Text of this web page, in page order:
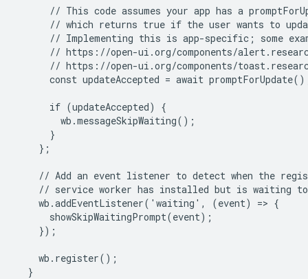
// This code assumes your app has a
// which returns true if the user wants to
// Implementing this is app-specific; some
// https://open-ui.org/components/
// https://open-ui.org/components/
const updateAccepted = await
      if (updateAccepted) {
        wb.messageSkipWaiting();
      }
    };
// Add an event listener to detect when the
// service worker has installed but is waiting
    wb.addEventListener('waiting', (event) => {
      showSkipWaitingPrompt(event);
    });
    wb.register();
  }